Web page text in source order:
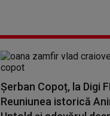
Șerban Copoț, la Digi
Reuniunea istorică